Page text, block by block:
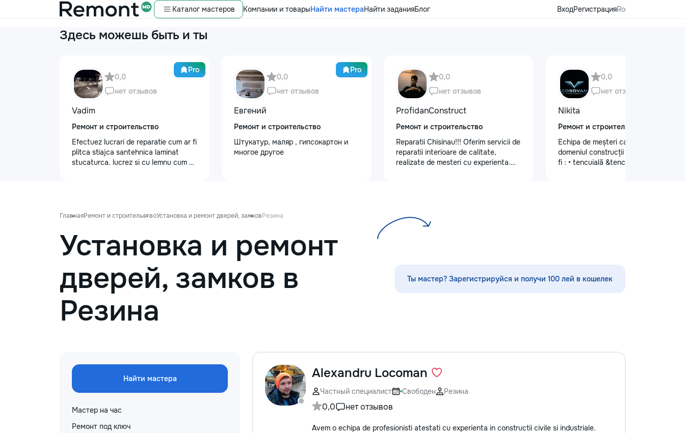
Каталог мастеров Компании и товарыНайти мастераНайти заданияБлог ВходРегистрацияRo
Здесь можешь быть и ты
Pro
0,0
нет отзывов
Vadim
Ремонт и строительство
Efectuez lucrari de reparatie cum ar fi
plitca stiajca santehnica laminat
stucaturca. lucrez si cu lemnu cum ar
Pro
0,0
нет отзывов
Евгений
Ремонт и строительство
Штукатур, маляр , гипсокартон и
многое другое
0,0
нет отзывов
ProfidanConstruct
Ремонт и строительство
Reparatii Chisinau!!! Oferim servicii de
reparatii interioare de calitate,
realizate de mesteri cu experienta.
0,0
нет отзывов
Nikita
Ремонт и строительство
Echipa de meșteri calificați în
domeniul construcții și finisaje cum ar
fi : • tencuială &tencuială mecanizată
ГлавнаяРемонт и строительствоУстановка и ремонт дверей, замковРезина
Установка и ремонт
дверей, замков в
Резина
Ты мастер? Зарегистрируйся и получи 100 лей в кошелек
Найти мастера
Мастер на час
Ремонт под ключ
Alexandru Locoman
Частный специалист Свободен Резина
0,0 нет отзывов
Avem o echipa de profesionisti atestati cu experienta in constructii civile si industriale.